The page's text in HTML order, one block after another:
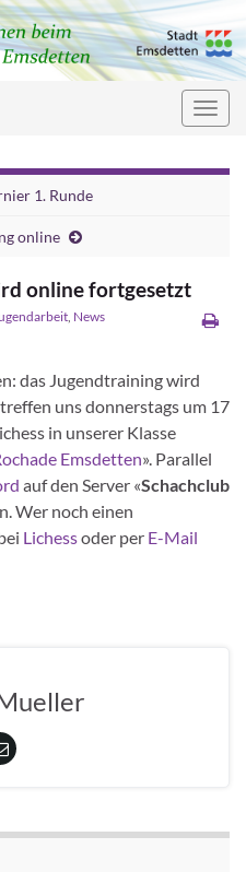
1. Runde
online
online fortgesetzt
News
das Jugendtraining wird
uns donnerstags um 17
in unserer Klasse
Emsdetten». Parallel
auf den Server «Schachclub
Wer noch einen
Lichessoder per E-Mail